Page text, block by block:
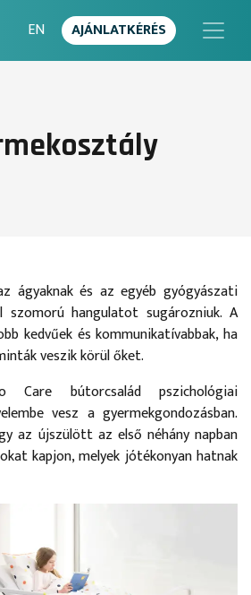
EN AJÁNLATKÉRÉS
ágyaknak és az egyéb gyógyászati
szomorú hangulatot sugározniuk. A
kedvűek és kommunikatívabbak, ha
veszik körül őket.
Care bútorcsalád pszichológiai
vesz a gyermekgondozásban.
az újszülött az első néhány napban
kapjon, melyek jótékonyan hatnak